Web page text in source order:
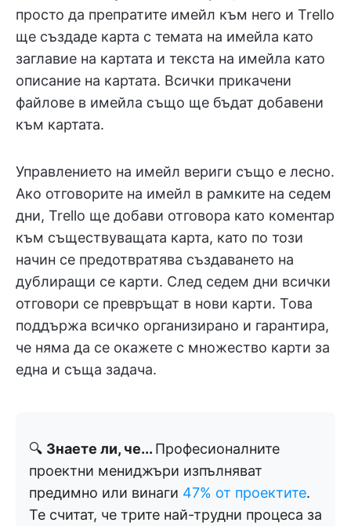
просто да препратите имейл към него и Trello
ще създаде карта с темата на имейла като
заглавие на картата и текста на имейла като
описание на картата. Всички прикачени
файлове в имейла също ще бъдат добавени
към картата.
Управлението на имейл вериги също е лесно.
Ако отговорите на имейл в рамките на седем
дни, Trello ще добави отговора като коментар
към съществуващата карта, като по този
начин се предотвратява създаването на
дублиращи се карти. След седем дни всички
отговори се превръщат в нови карти. Това
поддържа всичко организирано и гарантира,
че няма да се окажете с множество карти за
една и съща задача.
🔍 Знаете ли, че... Професионалните
проектни мениджъри изпълняват
предимно или винаги 47% от проектите.
Те считат, че трите най-трудни процеса за